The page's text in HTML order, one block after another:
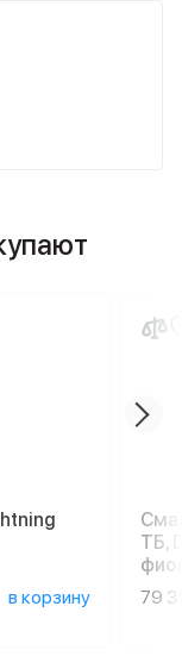
в корзину
ТБ,
79